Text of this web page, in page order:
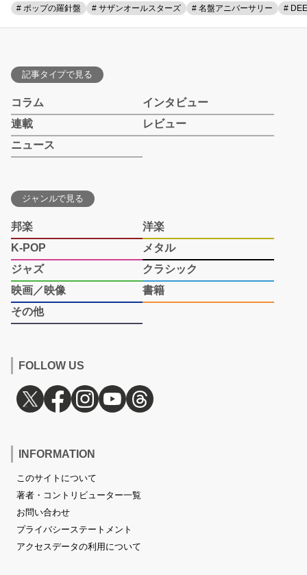
# ポップの羅針盤 # サザンオールスターズ # 名盤アニバーサリー #
記事タイプで見る
コラム
インタビュー
連載
レビュー
ニュース
ジャンルで見る
邦楽
洋楽
K-POP
メタル
ジャズ
クラシック
映画／映像
書籍
その他
FOLLOW US
INFORMATION
このサイトについて
著者・コントリビューター一覧
お問い合わせ
プライバシーステートメント
アクセスデータの利用について